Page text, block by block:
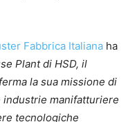
Fabbrica Italiana ha
Plant di HSD, il
la sua missione di
industrie manifatturiere
tecnologiche